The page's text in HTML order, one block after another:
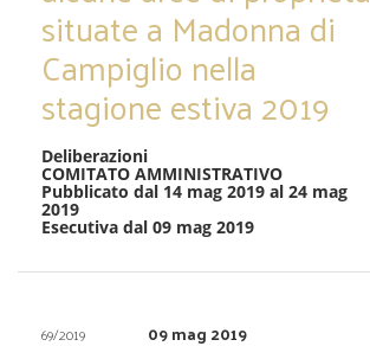
situate a Madonna di
Campiglio nella
stagione estiva 2019
Deliberazioni
COMITATO AMMINISTRATIVO
Pubblicato dal 14 mag 2019 al 24 mag
2019
Esecutiva dal 09 mag 2019
69/2019 09 mag 2019